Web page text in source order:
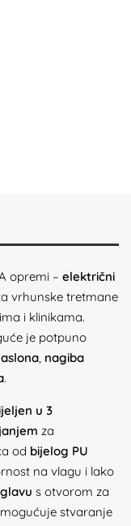
opremi – električni
vrhunske tretmane
i klinikama.
je potpuno
, nagiba
.
u 3
za
od bijelog PU
na vlagu i lako
s otvorom za
stvaranje